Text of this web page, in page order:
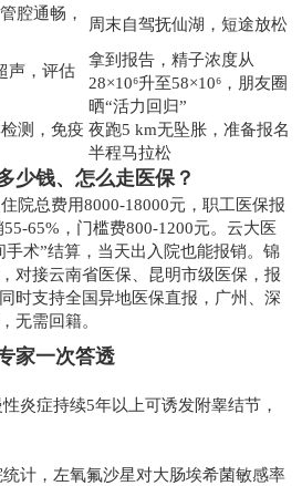
腔通畅，
周末自驾抚仙湖，短途放松
声，评估
拿到报告，精子浓度从
28×10⁶升至58×10⁶，朋友圈
晒“活力回归”
测，免疫 夜跑5 km无坠胀，准备报名
半程马拉松
少钱、怎么走医保？
院总费用8000-18000元，职工医保报
65%，门槛费800-1200元。云大医
手术”结算，当天出入院也能报销。锦
对接云南省医保、昆明市级医保，报
时支持全国异地医保直报，广州、深
无需回籍。
家一次答透
炎症持续5年以上可诱发附睾结节，
计，左氧氟沙星对大肠埃希菌敏感率